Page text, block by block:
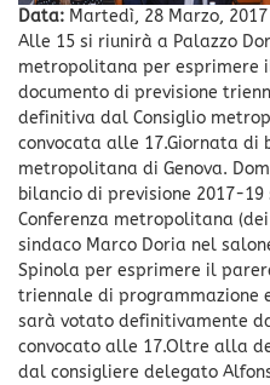
Data: Martedì, 28 Marzo,
Alle 15 si riunirà a Palazzo
metropolitana per esprimere
documento di previsione
definitiva dal Consiglio
convocata alle 17.Giornata di
metropolitana di Genova.
bilancio di previsione 2017-
Conferenza metropolitana
sindaco Marco Doria nel
Spinola per esprimere il
triennale di programmazione
sarà votato definitivamente
convocato alle 17.Oltre alla
dal consigliere delegato